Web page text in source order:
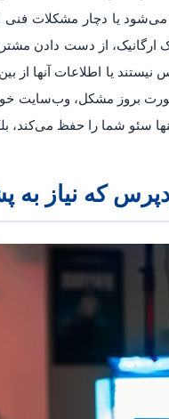
یا دچار مشکلات
ارگانیک، از دست دادن
یا اطلاعات آنها از
بروز مشکل، وب‌سایت
سئو شما را حفظ می‌کند،
که نیاز به